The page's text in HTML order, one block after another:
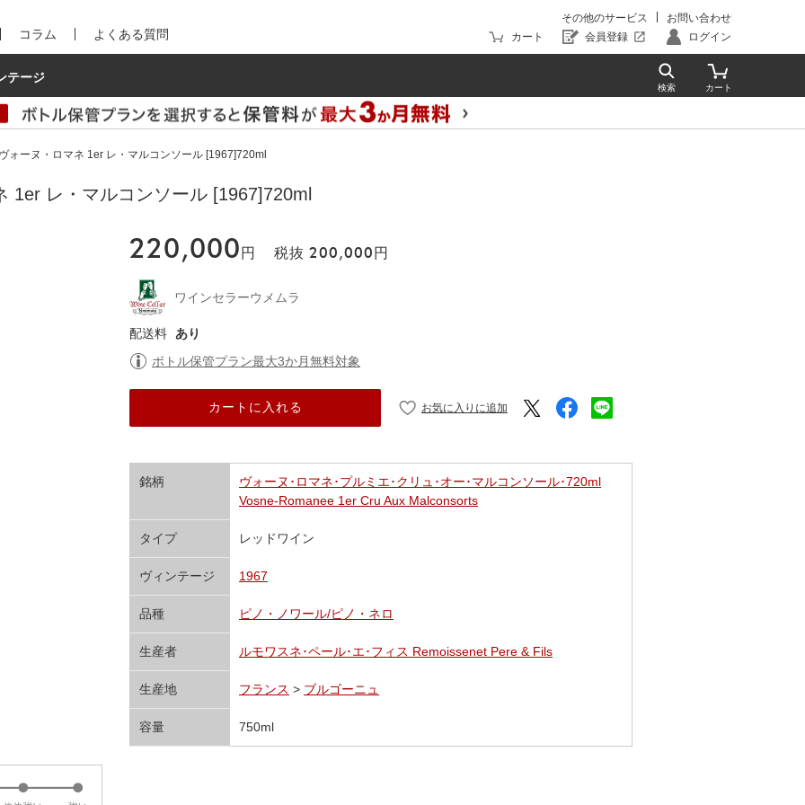
コラム よくある質問
その他のサービス
お問い合わせ
カート
会員登録 ログイン
テージ
ォーヌ・ロマネ 1er レ・マルコンソール [1967]720ml
1er レ・マルコンソール [1967]720ml
220,000 円 税抜 200,000 円
ワインセラーウメムラ
配送料
あり
ボトル保管プラン最大3か月無料対象
カートに入れる
銘柄
ヴォーヌ･ロマネ･プルミエ･クリュ･オー･マルコンソール･720ml
Vosne-Romanee 1er Cru Aux Malconsorts
タイプ レッドワイン
ヴィンテージ 1967
品種 ピノ・ノワール/ピノ・ネロ
生産者 ルモワスネ･ペール･エ･フィス Remoissenet Pere & Fils
生産地 フランス > ブルゴーニュ
容量 750ml